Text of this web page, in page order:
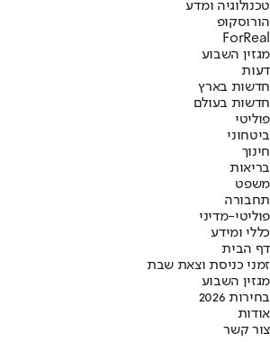
טכנולוגיה ומדע
הורוסקופ
ForReal
מגזין השבוע
דעות
חדשות בארץ
חדשות בעולם
פוליטי
ביטחוני
חינוך
בריאות
משפט
תחבורה
פוליטי-מדיני
כללי ומידע
דף הבית
זמני כניסת וצאת שבת
מגזין השבוע
בחירות 2026
אודות
צור קשר